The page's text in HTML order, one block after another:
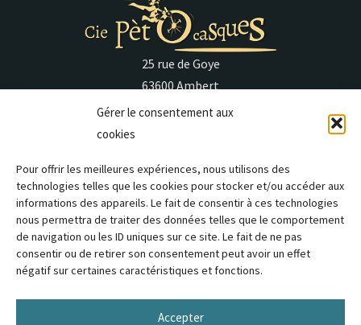
Gérer le consentement aux
cookies
Pour offrir les meilleures expériences, nous utilisons des
technologies telles que les cookies pour stocker et/ou accéder aux
informations des appareils. Le fait de consentir à ces technologies
nous permettra de traiter des données telles que le comportement
de navigation ou les ID uniques sur ce site. Le fait de ne pas
consentir ou de retirer son consentement peut avoir un effet
négatif sur certaines caractéristiques et fonctions.
Accepter
25 rue de Goye
63600 Ambert
0674776554
contact@cie-petocasques.fr
Accueil
Spectacles
Agenda
La Compagnie
Contact